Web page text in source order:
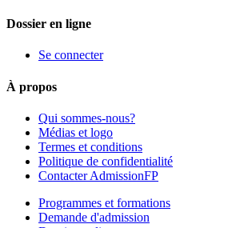
Dossier en ligne
Se connecter
À propos
Qui sommes-nous?
Médias et logo
Termes et conditions
Politique de confidentialité
Contacter AdmissionFP
Programmes et formations
Demande d'admission